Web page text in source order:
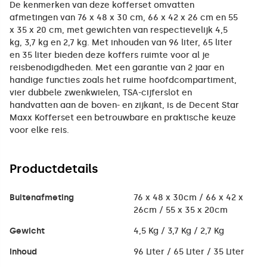
De kenmerken van deze kofferset omvatten
afmetingen van 76 x 48 x 30 cm, 66 x 42 x 26 cm en 55
x 35 x 20 cm, met gewichten van respectievelijk 4,5
kg, 3,7 kg en 2,7 kg. Met inhouden van 96 liter, 65 liter
en 35 liter bieden deze koffers ruimte voor al je
reisbenodigdheden. Met een garantie van 2 jaar en
handige functies zoals het ruime hoofdcompartiment,
vier dubbele zwenkwielen, TSA-cijferslot en
handvatten aan de boven- en zijkant, is de Decent Star
Maxx Kofferset een betrouwbare en praktische keuze
voor elke reis.
Productdetails
Buitenafmeting
76 x 48 x 30cm / 66 x 42 x
26cm / 55 x 35 x 20cm
Gewicht 4,5 Kg / 3,7 Kg / 2,7 Kg
Inhoud 96 Liter / 65 Liter / 35 Liter